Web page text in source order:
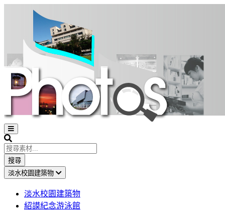
Open
sidebar
Search
搜尋
淡水校園建築物
淡水校園建築物
紹謨紀念游泳館